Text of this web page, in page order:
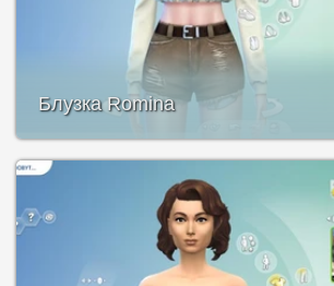
Блузка Romina